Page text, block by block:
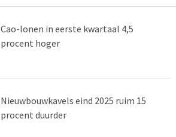
Cao-lonen in eerste kwartaal 4,5
procent hoger
Nieuwbouwkavels eind 2025 ruim 15
procent duurder